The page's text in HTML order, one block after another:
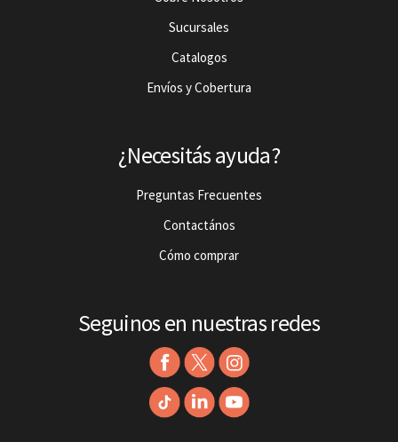
Sucursales
Catalogos
Envíos y Cobertura
¿Necesitás ayuda?
Preguntas Frecuentes
Contactános
Cómo comprar
Seguinos en nuestras redes